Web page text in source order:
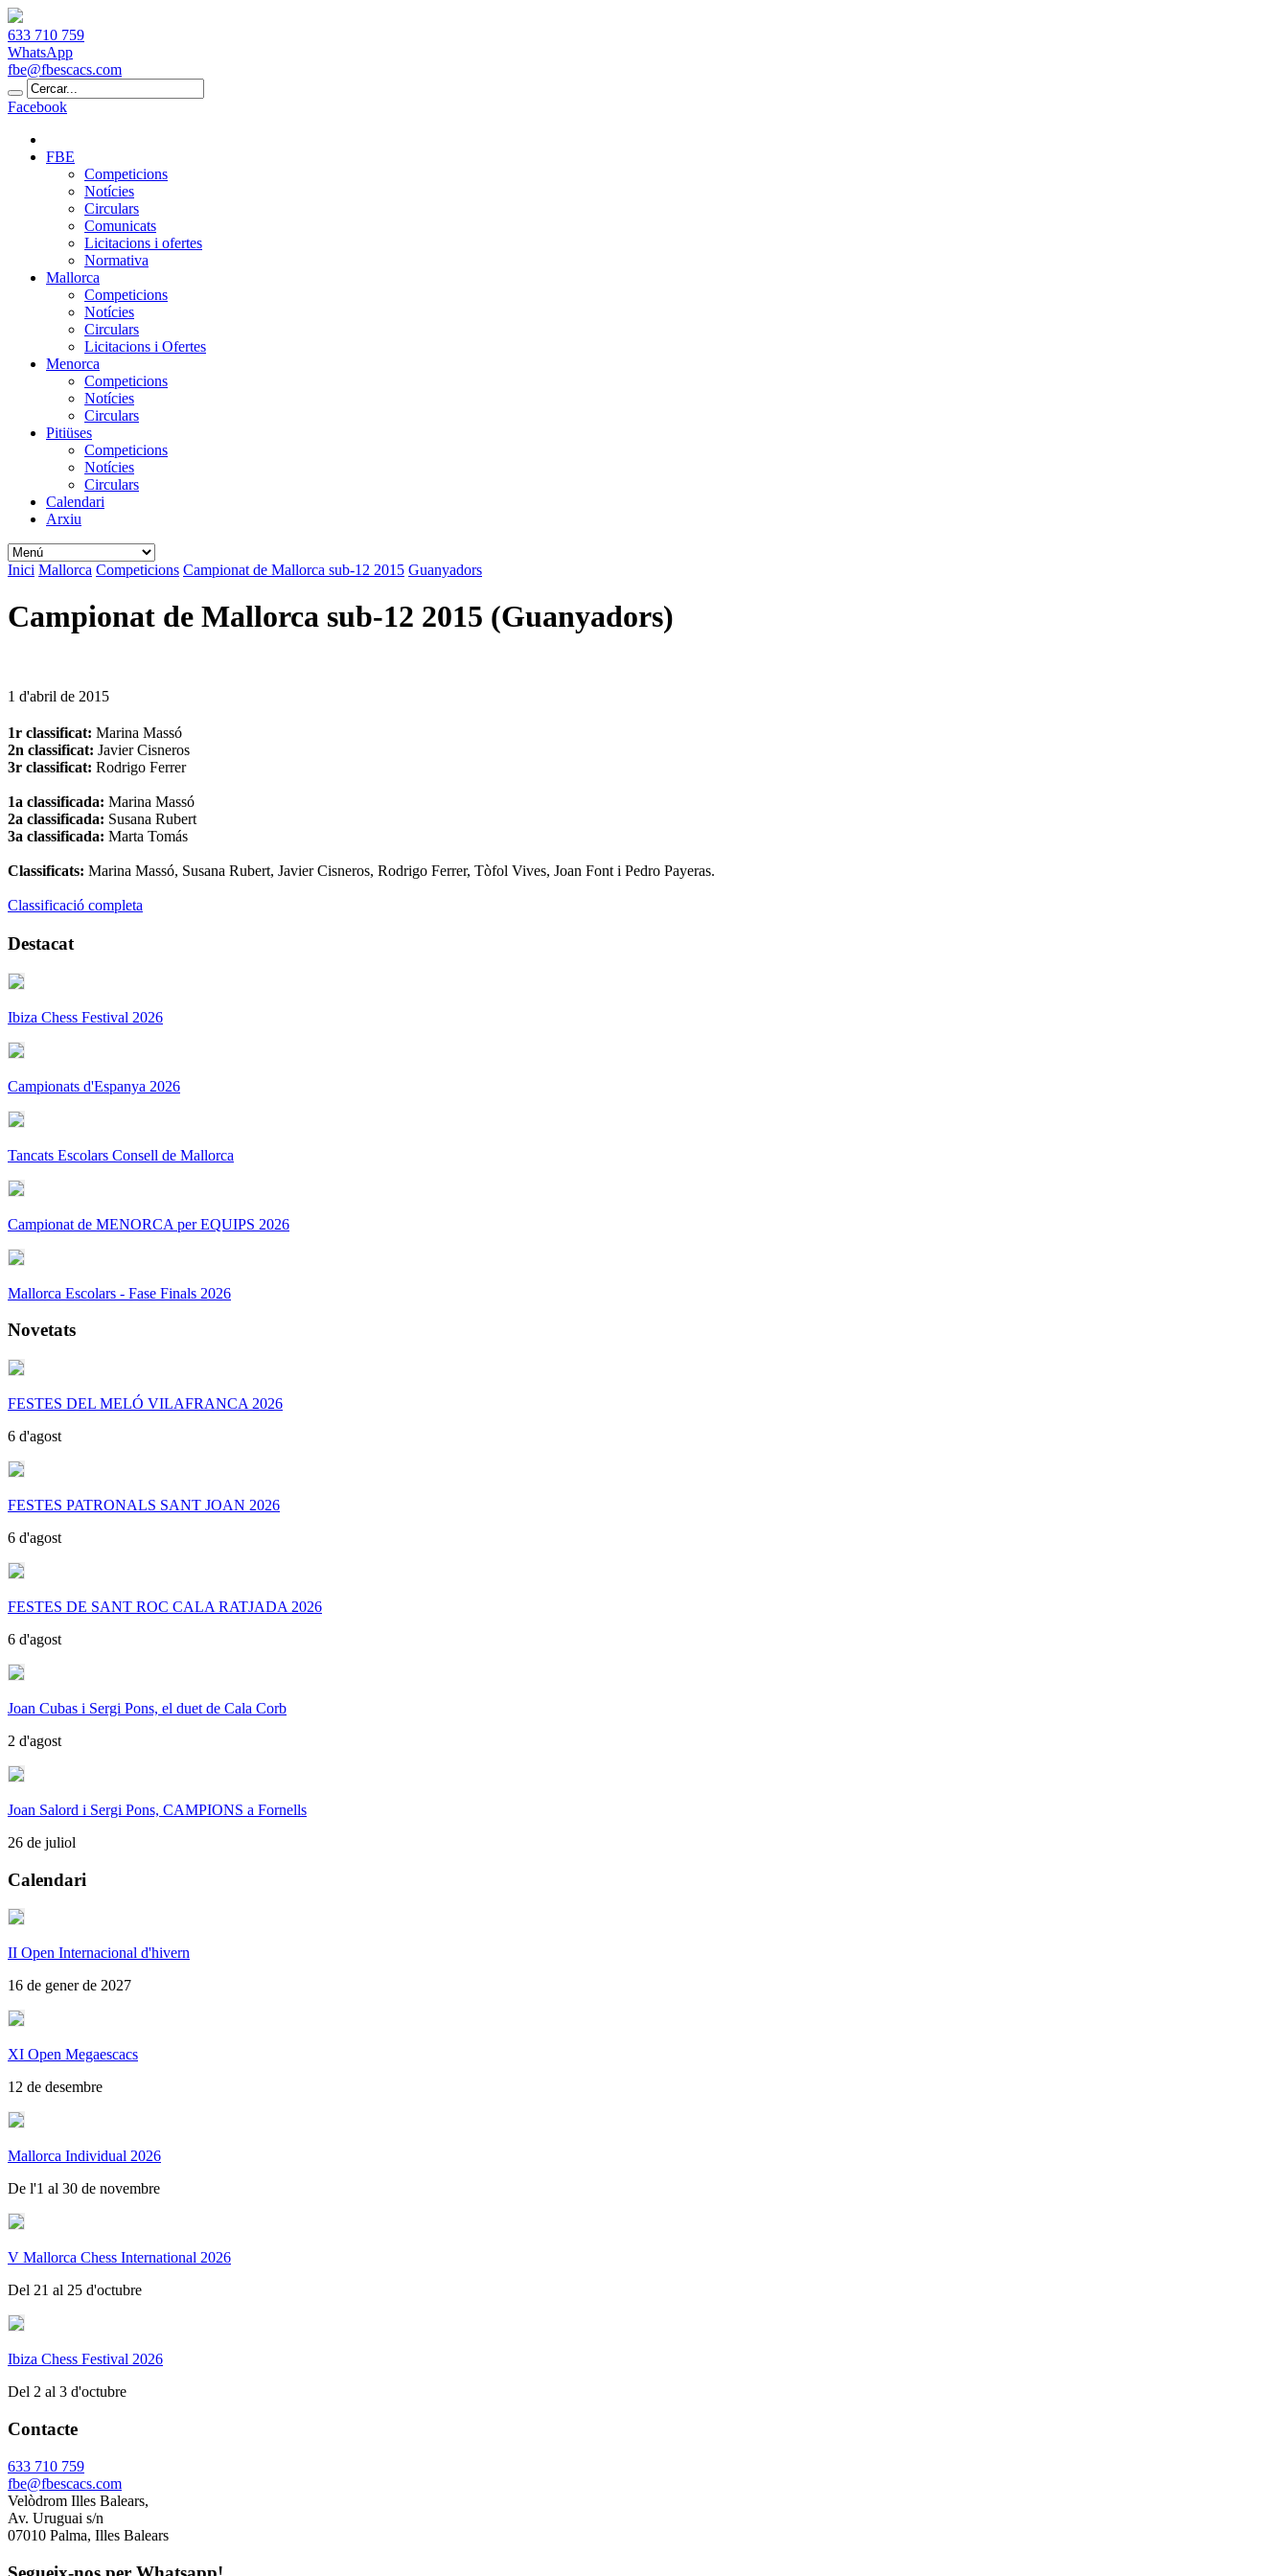
633 710 759
WhatsApp
fbe@fbescacs.com
Facebook
FBE
Competicions
Notícies
Circulars
Comunicats
Licitacions i ofertes
Normativa
Mallorca
Competicions
Notícies
Circulars
Licitacions i Ofertes
Menorca
Competicions
Notícies
Circulars
Pitiüses
Competicions
Notícies
Circulars
Calendari
Arxiu
Inici Mallorca Competicions Campionat de Mallorca sub-12 2015 Guanyadors
Campionat de Mallorca sub-12 2015 (Guanyadors)
1 d'abril de 2015
1r classificat: Marina Massó
2n classificat: Javier Cisneros
3r classificat: Rodrigo Ferrer
1a classificada: Marina Massó
2a classificada: Susana Rubert
3a classificada: Marta Tomás
Classificats: Marina Massó, Susana Rubert, Javier Cisneros, Rodrigo Ferrer, Tòfol Vives, Joan Font i Pedro Payeras.
Classificació completa
Destacat
Ibiza Chess Festival 2026
Campionats d'Espanya 2026
Tancats Escolars Consell de Mallorca
Campionat de MENORCA per EQUIPS 2026
Mallorca Escolars - Fase Finals 2026
Novetats
FESTES DEL MELÓ VILAFRANCA 2026
6 d'agost
FESTES PATRONALS SANT JOAN 2026
6 d'agost
FESTES DE SANT ROC CALA RATJADA 2026
6 d'agost
Joan Cubas i Sergi Pons, el duet de Cala Corb
2 d'agost
Joan Salord i Sergi Pons, CAMPIONS a Fornells
26 de juliol
Calendari
II Open Internacional d'hivern
16 de gener de 2027
XI Open Megaescacs
12 de desembre
Mallorca Individual 2026
De l'1 al 30 de novembre
V Mallorca Chess International 2026
Del 21 al 25 d'octubre
Ibiza Chess Festival 2026
Del 2 al 3 d'octubre
Contacte
633 710 759
fbe@fbescacs.com
Velòdrom Illes Balears,
Av. Uruguai s/n
07010 Palma, Illes Balears